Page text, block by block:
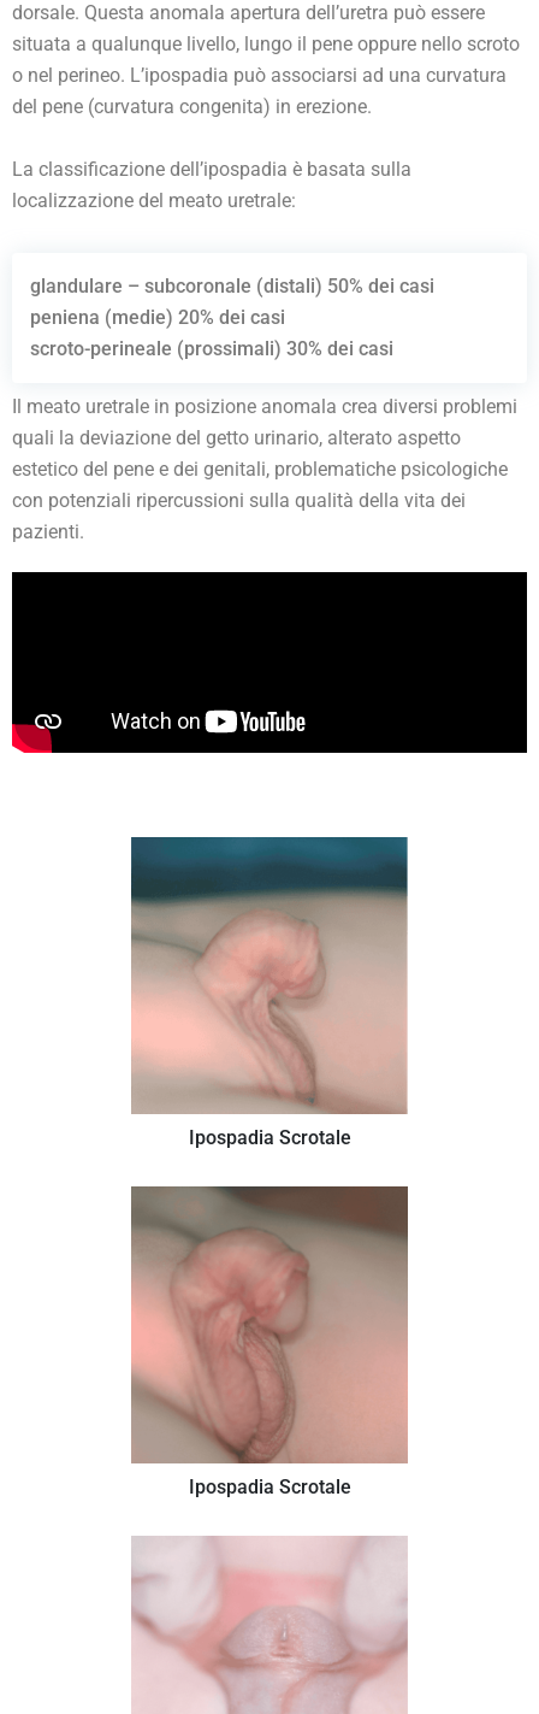
dorsale. Questa anomala apertura dell’uretra può essere
situata a qualunque livello, lungo il pene oppure nello scroto
o nel perineo. L’ipospadia può associarsi ad una curvatura
del pene (curvatura congenita) in erezione.
La classificazione dell’ipospadia è basata sulla
localizzazione del meato uretrale:
glandulare – subcoronale (distali) 50% dei casi
peniena (medie) 20% dei casi
scroto-perineale (prossimali) 30% dei casi
Il meato uretrale in posizione anomala crea diversi problemi
quali la deviazione del getto urinario, alterato aspetto
estetico del pene e dei genitali, problematiche psicologiche
con potenziali ripercussioni sulla qualità della vita dei
pazienti.
Ipospadia Scrotale
Ipospadia Scrotale